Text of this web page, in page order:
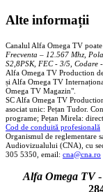
Alte informații
Canalul Alfa Omega TV
Frecventa – 12.567 Mhz,
S2,8PSK, FEC - 3/5, Codare
Alfa Omega TV Production
și Alfa Omega TV
Omega TV Magazin".
SC Alfa Omega TV
asociat unic: Pețan Tudor.
programe; Pețan Mirela:
Cod de conduită profesională
Organismul de reglementare
Audiovizualului (CNA), cu
305 5350, email: cna@cna.ro
Alfa Omega TV-